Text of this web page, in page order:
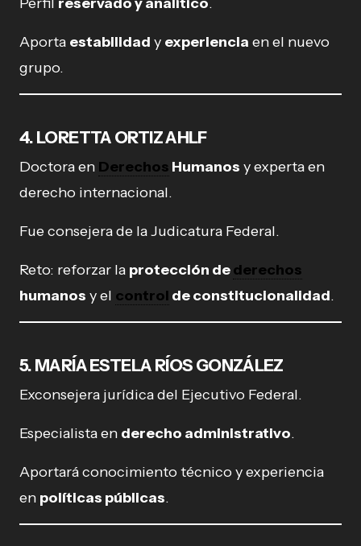
Aporta estabilidad y experiencia en el nuevo
grupo.
4. LORETTA ORTIZ AHLF
Doctora en Derechos Humanos y experta en
derecho internacional.
Fue consejera de la Judicatura Federal.
Reto: reforzar la protección dederechos
humanos y el control de constitucionalidad.
5. MARÍA ESTELA RÍOS GONZÁLEZ
Exconsejera jurídica del Ejecutivo Federal.
Especialista en derecho administrativo.
Aportará conocimiento técnico y experiencia
en políticas públicas.